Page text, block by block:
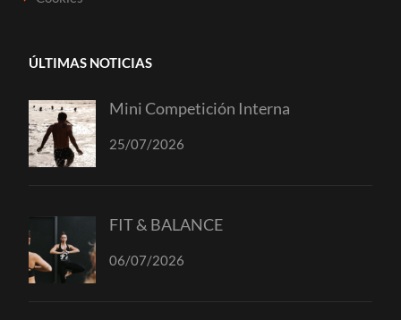
ÚLTIMAS NOTICIAS
Mini Competición Interna
25/07/2026
FIT & BALANCE
06/07/2026